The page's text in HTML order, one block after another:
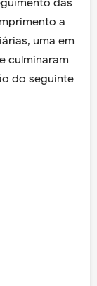
das
a
uma em
culminaram
do seguinte